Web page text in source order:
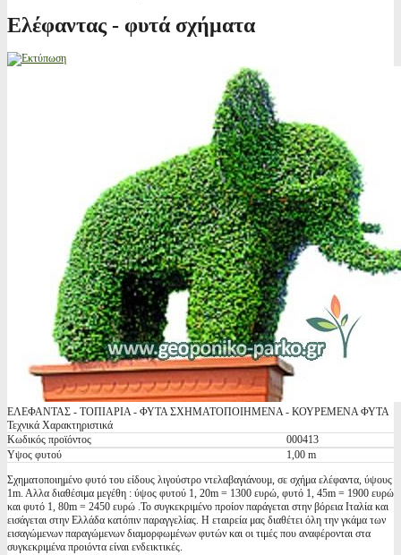
Ελέφαντας - φυτά σχήματα
ΕΛΕΦΑΝΤΑΣ - ΤΟΠΙΑΡΙΑ - ΦΥΤΑ ΣΧΗΜΑΤΟΠΟΙΗΜΕΝΑ - ΚΟΥΡΕΜΕΝΑ ΦΥΤΑ
Τεχνικά Χαρακτηριστικά
Κωδικός προϊόντος
000413
Υψος φυτού
1,00 m
Σχηματοποιημένο φυτό του είδους λιγούστρο ντελαβαγιάνουμ, σε σχήμα ελέφαντα, ύψους
1m. Aλλα διαθέσιμα μεγέθη : ύψος φυτού 1, 20m = 1300 ευρώ, φυτό 1, 45m = 1900 ευρώ
και φυτό 1, 80m = 2450 ευρώ .Το συγκεκριμένο προίον παράγεται στην βόρεια Ιταλία και
εισάγεται στην Ελλάδα κατόπιν παραγγελίας. Η εταιρεία μας διαθέτει όλη την γκάμα των
εισαγώμενων παραγώμενων διαμορφωμένων φυτών και οι τιμές που αναφέρονται στα
συγκεκριμένα προιόντα είναι ενδεικτικές.